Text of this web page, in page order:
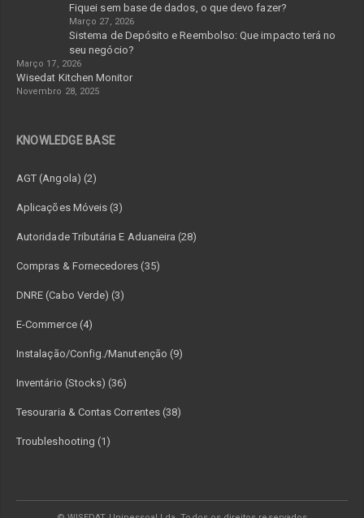
Fiquei sem base de dados, o que devo fazer?
Março 27, 2026
Sistema de Depósito e Reembolso: Que impacto terá no
seu negócio?
Março 17, 2026
Wisedat Kitchen Monitor
Novembro 28, 2025
KNOWLEDGE BASE
AGT (Angola) (2)
Aplicações Móveis (3)
Autoridade Tributária E Aduaneira (28)
Compras & Fornecedores (35)
DNRE (Cabo Verde) (3)
E-Commerce (4)
Instalação/Config./Manutenção (9)
Inventário (Stocks) (36)
Tesouraria & Contas Correntes (38)
Troubleshooting (1)